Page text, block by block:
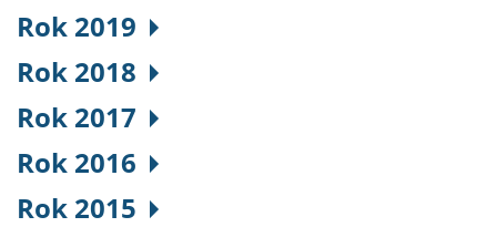
Rok 2019
Rok 2018
Rok 2017
Rok 2016
Rok 2015